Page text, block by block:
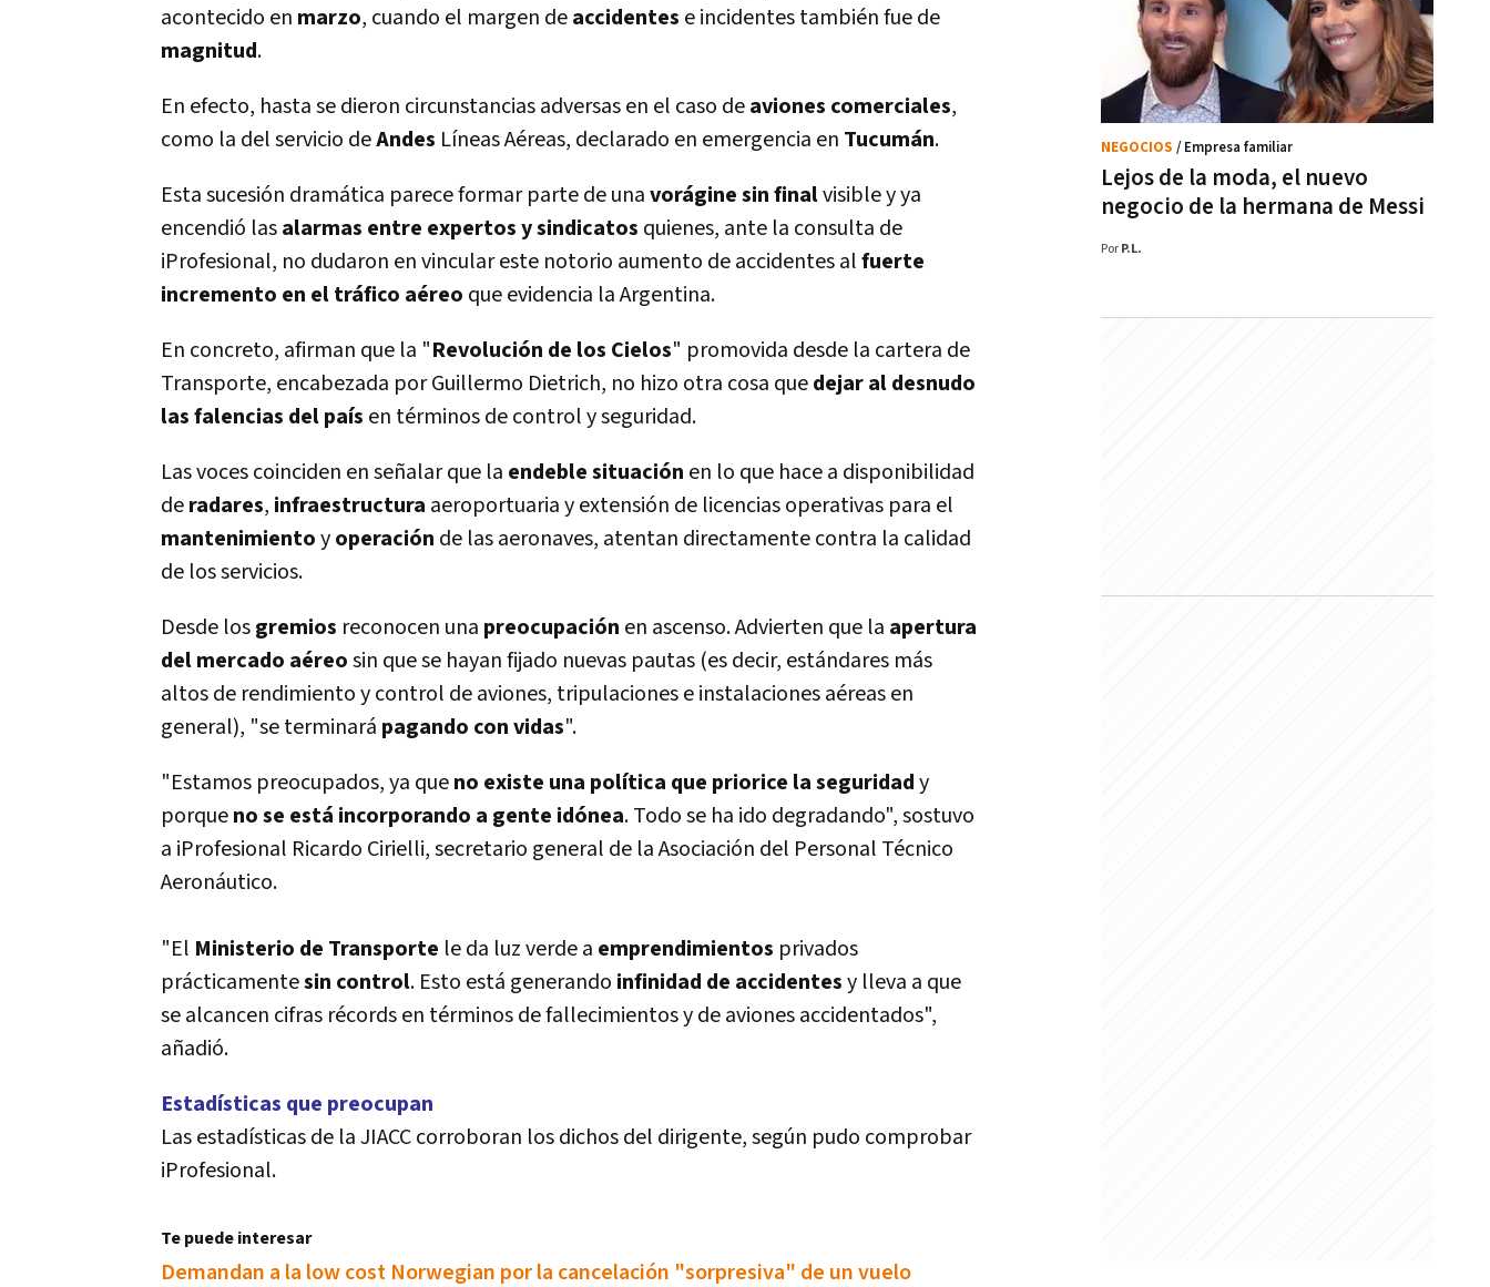
acontecido en marzo, cuando el margen deaccidentes e incidentes también fue de
magnitud.
En efecto, hasta se dieron circunstancias adversas en el caso deaviones comerciales,
como la del servicio deAndes Lí­neas Aéreas, declarado en emergencia en Tucumán.
Esta sucesión dramática parece formar parte de unavorágine sin finalvisible y ya
encendió lasalarmas entre expertos y sindicatos quienes, ante la consulta de
iProfesional, no dudaron en vincular este notorio aumento de accidentes alfuerte
incremento en el tráfico aéreo que evidencia la Argentina.
En concreto, afirman que la "Revolución de los Cielos" promovida desde la cartera de
Transporte, encabezada por Guillermo Dietrich, no hizo otra cosa quedejar al desnudo
las falencias del paí­s en términos de control y seguridad.
Las voces coinciden en señalar que la endeble situación en lo que hace a disponibilidad
deradares, infraestructura aeroportuaria y extensión de licencias operativas para el
mantenimientoyoperación de las aeronaves, atentan directamente contra la calidad
de los servicios.
Desde losgremios reconocen una preocupación en ascenso. Advierten que la apertura
del mercado aéreosin que se hayan fijado nuevas pautas (es decir, estándares más
altos de rendimiento y control de aviones, tripulaciones e instalaciones aéreas en
general), "se terminará pagando con vidas".
"Estamos preocupados, ya queno existe una polí­tica que priorice la seguridady
porqueno se está incorporando a gente idónea. Todo se ha ido degradando", sostuvo
a iProfesional Ricardo Cirielli, secretario general de la Asociación del Personal Técnico
Aeronáutico.
"El Ministerio de Transporte le da luz verde a emprendimientos privados
prácticamentesin control. Esto está generando infinidad de accidentesy lleva a que
se alcancen cifras récords en términos de fallecimientos y de aviones accidentados",
añadió.
Estadí­sticas que preocupan
Las estadí­sticas de la JIACC corroboran los dichos del dirigente, según pudo comprobar
iProfesional.
Te puede interesar
Demandan a la low cost Norwegian por la cancelación "sorpresiva" de un vuelo
Lejos de la moda, el nuevo
negocio de la hermana de Messi
NEGOCIOS / Empresa familiar
Por P.L.